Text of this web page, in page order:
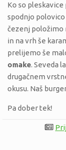
Ko so
spodnjo
čezenj položimo
in na vrh še
prelijemo še
omake. Seveda
drugačnem
okusu. Naš
Pa dober tek!